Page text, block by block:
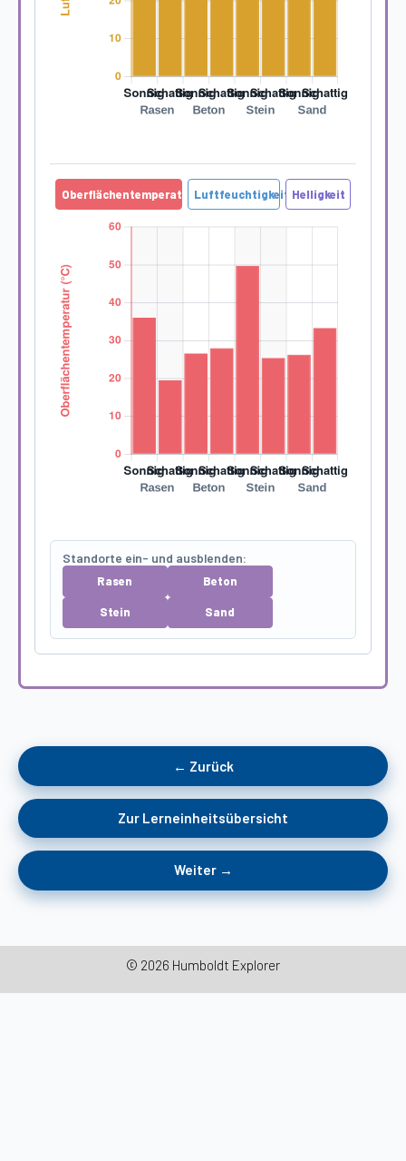
Oberflächentemperatur Luftfeuchtigkeit Helligkeit
Standorte ein- und ausblenden:
Rasen Beton
Stein Sand
← Zurück
Zur Lerneinheitsübersicht
Weiter →
© 2026 Humboldt Explorer